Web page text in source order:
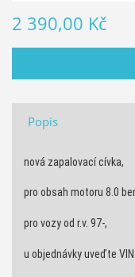
2 390,00 Kč
Popis
nová zapalovací cívka,
pro obsah motoru 8.0
pro vozy od r.v. 97-,
u objednávky uveďte